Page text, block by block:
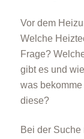
Vor dem
Welche
Frage?
gibt es und
was
diese?
Bei der